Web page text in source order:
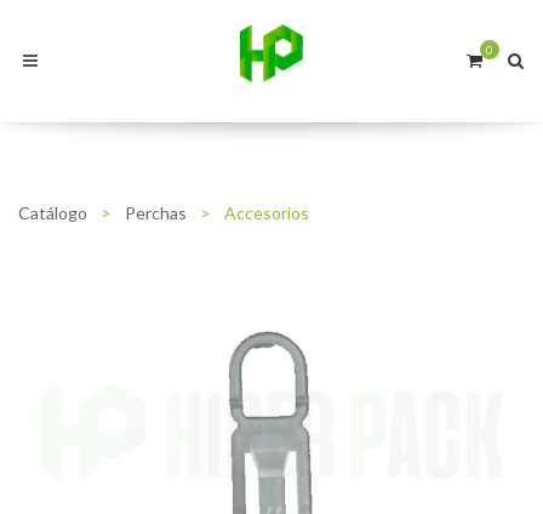
0
Catálogo > Perchas > Accesorios